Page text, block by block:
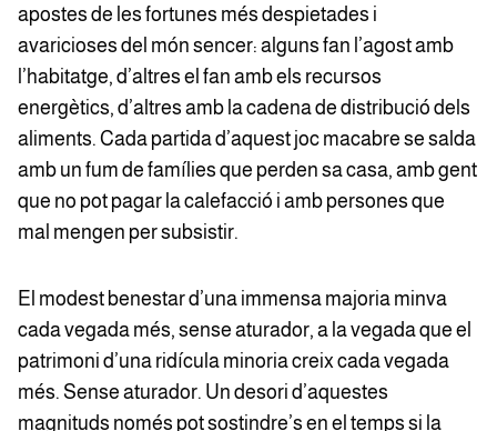
apostes de les fortunes més despietades i
avaricioses del món sencer: alguns fan l’agost amb
l’habitatge, d’altres el fan amb els recursos
energètics, d’altres amb la cadena de distribució dels
aliments. Cada partida d’aquest joc macabre se salda
amb un fum de famílies que perden sa casa, amb gent
que no pot pagar la calefacció i amb persones que
mal mengen per subsistir.
El modest benestar d’una immensa majoria minva
cada vegada més, sense aturador, a la vegada que el
patrimoni d’una ridícula minoria creix cada vegada
més. Sense aturador. Un desori d’aquestes
magnituds només pot sostindre’s en el temps si la